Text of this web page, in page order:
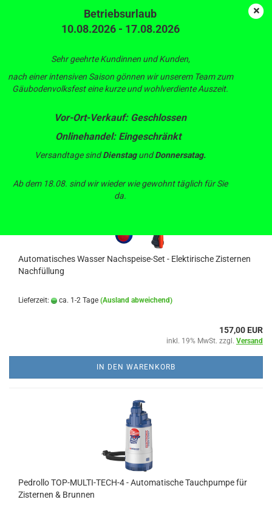
Betriebsurlaub
10.08.2026 - 17.08.2026
Sehr geehrte Kundinnen und Kunden,
nach einer intensiven Saison gönnen wir unserem Team zum
Gäubodenvolksfest eine kurze und wohlverdiente Auszeit.
Vor-Ort-Verkauf: Geschlossen
Onlinehandel: Eingeschränkt
Versandtage sindDienstagundDonnersatag.
Ab dem 18.08. sind wir wieder wie gewohnt täglich für Sie
da.
Automatisches Wasser Nachspeise-Set - Elektirische Zisternen
Nachfüllung
Lieferzeit: ca. 1-2 Tage (Ausland abweichend)
157,00 EUR
inkl. 19% MwSt. zzgl. Versand
IN DEN WARENKORB
Pedrollo TOP-MULTI-TECH-4 - Automatische Tauchpumpe für
Zisternen & Brunnen